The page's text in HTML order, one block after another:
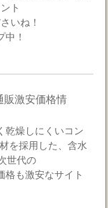
ト
いね！
中！
販激安価格情
乾燥しにくいコン
を採用した、含水
世代の
格も激安なサイト